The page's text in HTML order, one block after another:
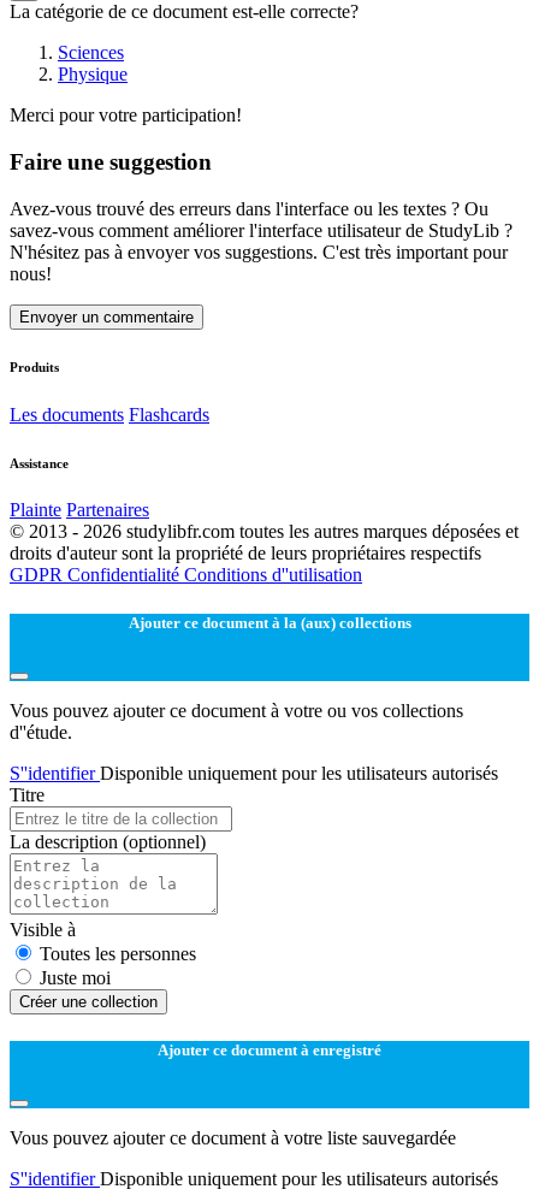
La catégorie de ce document est-elle correcte?
Sciences
Physique
Merci pour votre participation!
Faire une suggestion
Avez-vous trouvé des erreurs dans l'interface ou les textes ? Ou
savez-vous comment améliorer l'interface utilisateur de StudyLib ?
N'hésitez pas à envoyer vos suggestions. C'est très important pour
nous!
Envoyer un commentaire
Produits
Les documents Flashcards
Assistance
Plainte Partenaires
© 2013 - 2026 studylibfr.com toutes les autres marques déposées et
droits d'auteur sont la propriété de leurs propriétaires respectifs
GDPR Confidentialité Conditions d''utilisation
Ajouter ce document à la (aux) collections
Vous pouvez ajouter ce document à votre ou vos collections
d''étude.
S''identifierDisponible uniquement pour les utilisateurs autorisés
Titre
La description (optionnel)
Visible à
Toutes les personnes
Juste moi
Créer une collection
Ajouter ce document à enregistré
Vous pouvez ajouter ce document à votre liste sauvegardée
S''identifierDisponible uniquement pour les utilisateurs autorisés